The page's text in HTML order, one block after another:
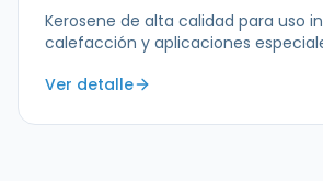
Kerosene de alta calidad para uso
calefacción y aplicaciones
Ver detalle